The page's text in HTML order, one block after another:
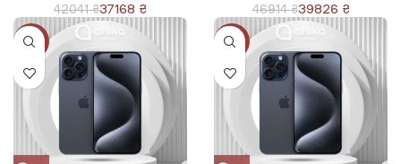
42041₴37168 ₴ 46914₴39826 ₴
-12% -15%